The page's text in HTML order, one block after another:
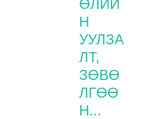
ӨЛИЙ
Н
УУЛЗА
ЛТ,
ЗӨВӨ
ЛГӨӨ
Н...